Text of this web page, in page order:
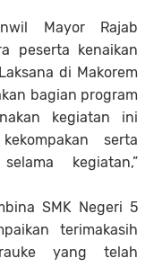
Mayor Rajab
peserta kenaikan
di Makorem
bagian program
kegiatan ini
serta
kegiatan,”
SMK Negeri 5
terimakasih
yang telah